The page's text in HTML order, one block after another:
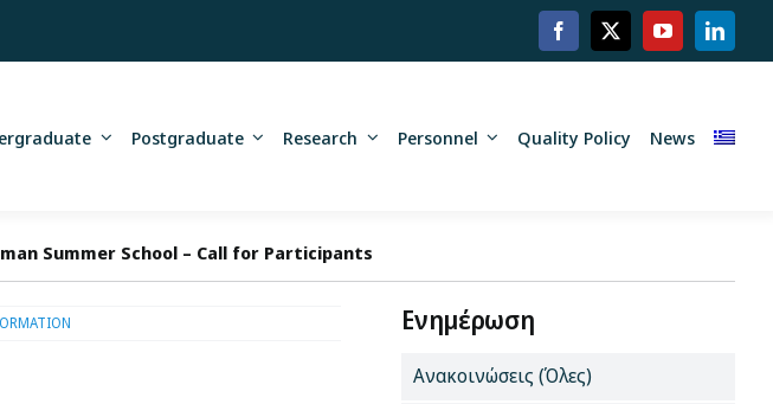
Postgraduate Research Personnel Quality Policy News
Summer School – Call for Participants
Ενημέρωση
Ανακοινώσεις (Όλες)